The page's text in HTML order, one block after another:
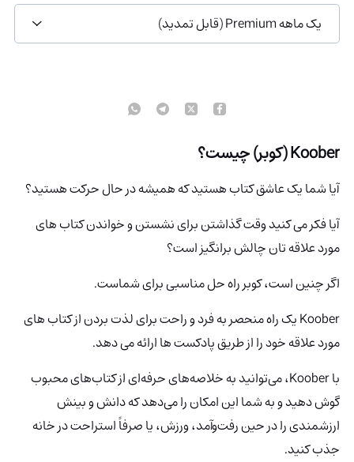
یک ماهه Premium (قابل تمدید)
Koober (کوبر) چیست؟
آیا شما یک عاشق کتاب هستید که همیشه در حال حرکت هستید؟
آیا فکر می کنید وقت گذاشتن برای نشستن و خواندن کتاب های
مورد علاقه تان چالش برانگیز است؟
اگر چنین است، کوبر راه حل مناسبی برای شماست.
Kooberیک راه منحصر به فرد و راحت برای لذت بردن از کتاب های
مورد علاقه خود را از طریق پادکست ها ارائه می دهد.
با Koober، می‌توانید به خلاصه‌های حرفه‌ای از کتاب‌های محبوب
گوش دهید و به شما این امکان را می‌دهد که دانش و بینش
ارزشمندی را در حین رفت‌وآمد، ورزش، یا صرفاً استراحت در خانه
جذب کنید.